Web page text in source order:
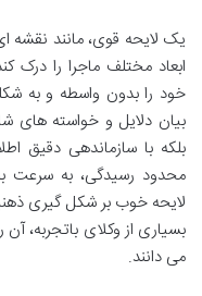
یک لایحه قوی، مانند نقشه
ابعاد مختلف ماجرا را
خود را بدون واسطه و به
بیان دلایل و خواسته های
بلکه با سازماندهی دقیق
محدود رسیدگی، به سرعت
لایحه خوب بر شکل گیری
بسیاری از وکلای باتجربه،
می دانند.